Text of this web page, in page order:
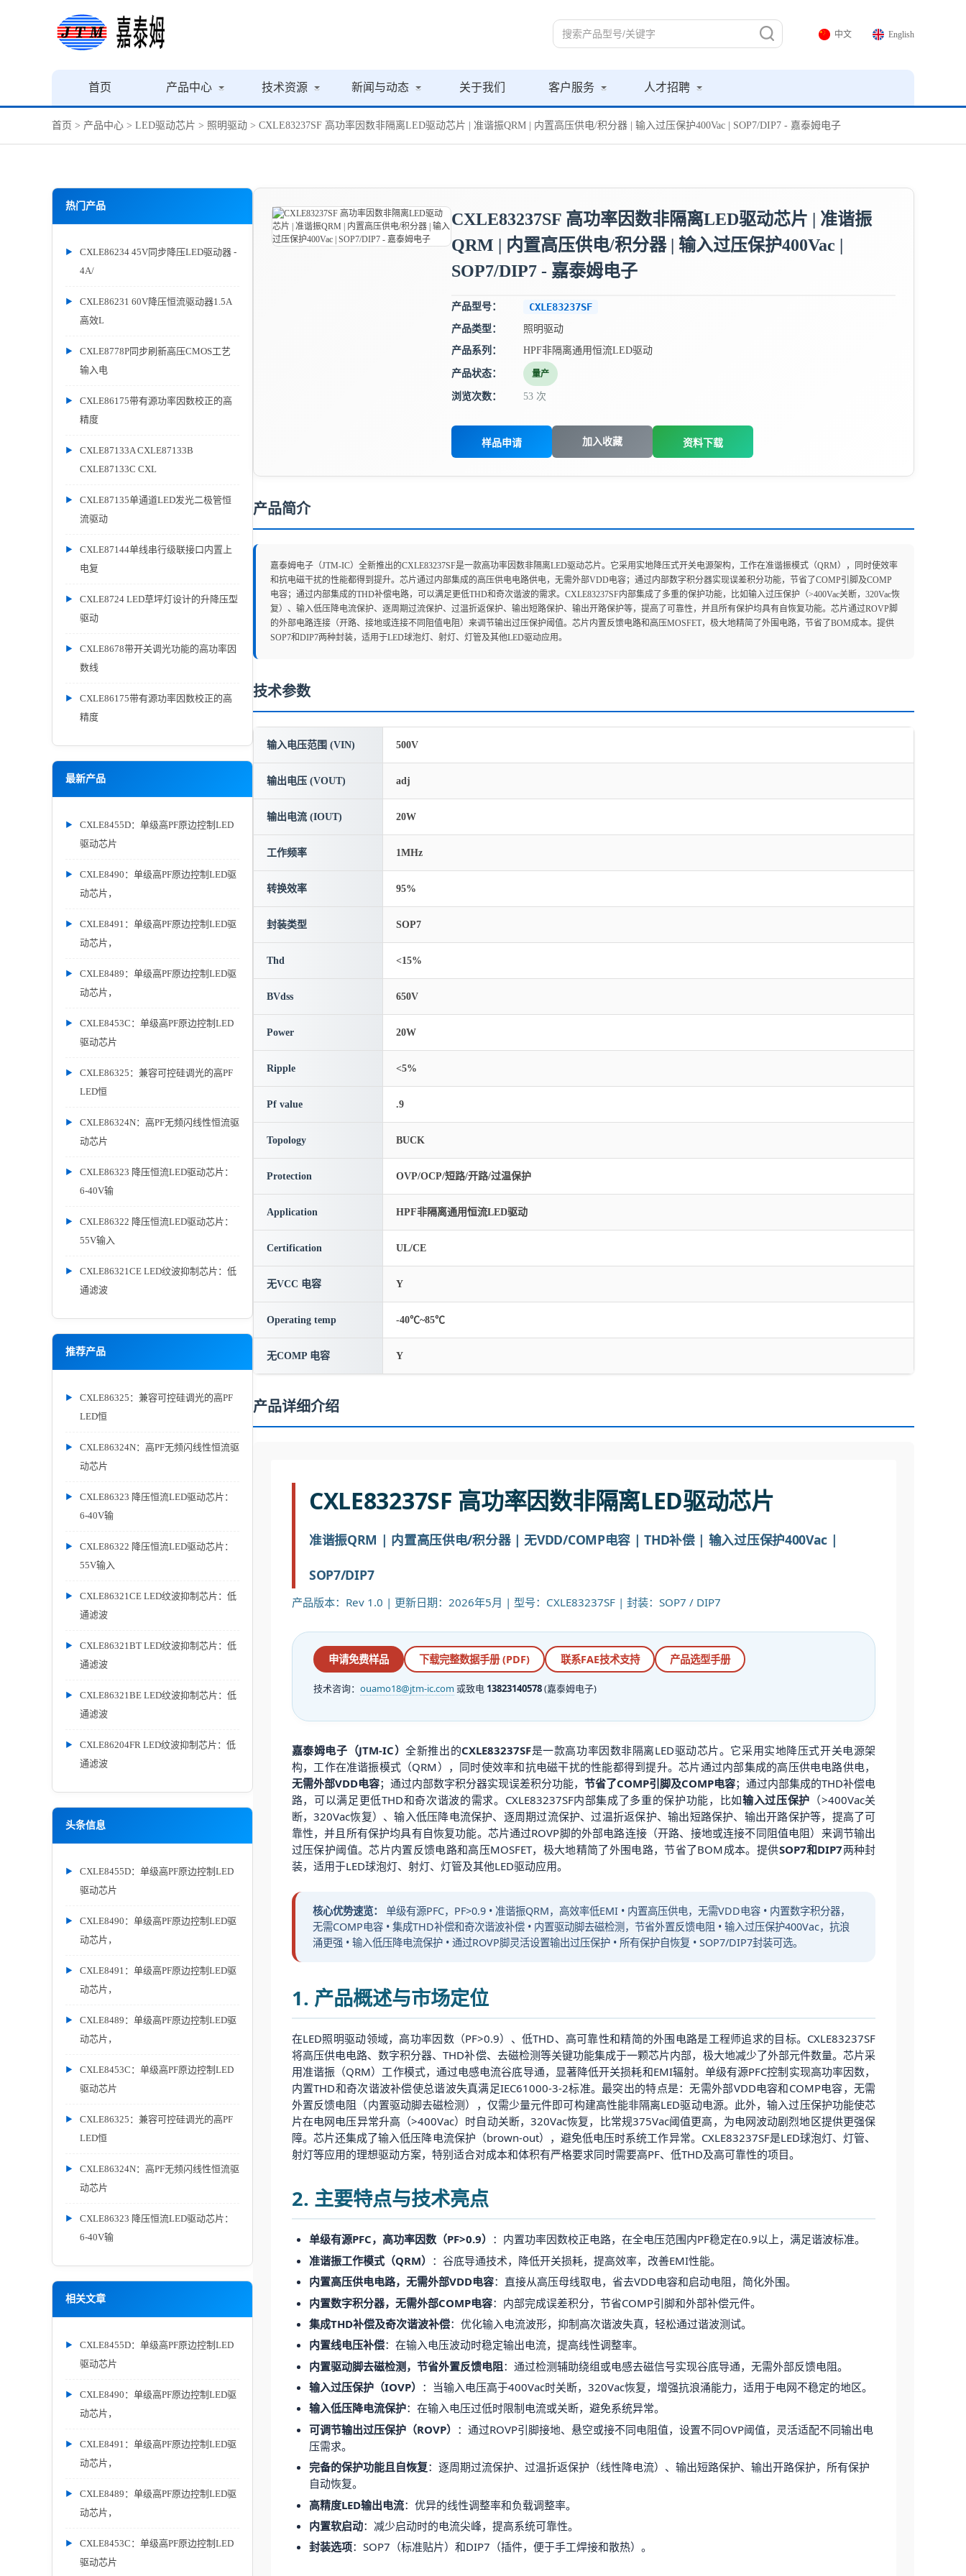
中文 English
首页 产品中心 技术资源 新闻与动态 关于我们 客户服务 人才招聘
首页 > 产品中心 > LED驱动芯片 > 照明驱动 > CXLE83237SF 高功率因数非隔离LED驱动芯片 | 准谐振QRM | 内置高压供电/积分器 | 输入过压保护400Vac | SOP7/DIP7 - 嘉泰姆电子
热门产品
CXLE86234 45V同步降压LED驱动器 -
4A/
CXLE86231 60V降压恒流驱动器1.5A
高效L
CXLE8778P同步刷新高压CMOS工艺
输入电
CXLE86175带有源功率因数校正的高
精度
CXLE87133A CXLE87133B
CXLE87133C CXL
CXLE87135单通道LED发光二极管恒
流驱动
CXLE87144单线串行级联接口内置上
电复
CXLE8724 LED草坪灯设计的升降压型
驱动
CXLE8678带开关调光功能的高功率因
数线
CXLE86175带有源功率因数校正的高
精度
最新产品
CXLE8455D：单级高PF原边控制LED
驱动芯片
CXLE8490：单级高PF原边控制LED驱
动芯片，
CXLE8491：单级高PF原边控制LED驱
动芯片，
CXLE8489：单级高PF原边控制LED驱
动芯片，
CXLE8453C：单级高PF原边控制LED
驱动芯片
CXLE86325：兼容可控硅调光的高PF
LED恒
CXLE86324N：高PF无频闪线性恒流驱
动芯片
CXLE86323 降压恒流LED驱动芯片：
6-40V输
CXLE86322 降压恒流LED驱动芯片：
55V输入
CXLE86321CE LED纹波抑制芯片：低
通滤波
推荐产品
CXLE86325：兼容可控硅调光的高PF
LED恒
CXLE86324N：高PF无频闪线性恒流驱
动芯片
CXLE86323 降压恒流LED驱动芯片：
6-40V输
CXLE86322 降压恒流LED驱动芯片：
55V输入
CXLE86321CE LED纹波抑制芯片：低
通滤波
CXLE86321BT LED纹波抑制芯片：低
通滤波
CXLE86321BE LED纹波抑制芯片：低
通滤波
CXLE86204FR LED纹波抑制芯片：低
通滤波
头条信息
CXLE8455D：单级高PF原边控制LED
驱动芯片
CXLE8490：单级高PF原边控制LED驱
动芯片，
CXLE8491：单级高PF原边控制LED驱
动芯片，
CXLE8489：单级高PF原边控制LED驱
动芯片，
CXLE8453C：单级高PF原边控制LED
驱动芯片
CXLE86325：兼容可控硅调光的高PF
LED恒
CXLE86324N：高PF无频闪线性恒流驱
动芯片
CXLE86323 降压恒流LED驱动芯片：
6-40V输
相关文章
CXLE8455D：单级高PF原边控制LED
驱动芯片
CXLE8490：单级高PF原边控制LED驱
动芯片，
CXLE8491：单级高PF原边控制LED驱
动芯片，
CXLE8489：单级高PF原边控制LED驱
动芯片，
CXLE8453C：单级高PF原边控制LED
驱动芯片
CXLE83237SF 高功率因数非隔离LED驱动芯片 | 准谐振
QRM | 内置高压供电/积分器 | 输入过压保护400Vac |
SOP7/DIP7 - 嘉泰姆电子
产品型号： CXLE83237SF
产品类型：
照明驱动
产品系列：
HPF非隔离通用恒流LED驱动
产品状态： 量产
浏览次数： 53 次
样品申请 加入收藏 资料下载
产品简介
嘉泰姆电子（JTM-IC）全新推出的CXLE83237SF是一款高功率因数非隔离LED驱动芯片。它采用实地降压式开关电源架构，工作在准谐振模式（QRM），同时使效率
和抗电磁干扰的性能都得到提升。芯片通过内部集成的高压供电电路供电，无需外部VDD电容；通过内部数字积分器实现误差积分功能，节省了COMP引脚及COMP
电容；通过内部集成的THD补偿电路，可以满足更低THD和奇次谐波的需求。CXLE83237SF内部集成了多重的保护功能，比如输入过压保护（>400Vac关断，320Vac恢
复）、输入低压降电流保护、逐周期过流保护、过温折返保护、输出短路保护、输出开路保护等，提高了可靠性，并且所有保护均具有自恢复功能。芯片通过ROVP脚
的外部电路连接（开路、接地或连接不同阻值电阻）来调节输出过压保护阈值。芯片内置反馈电路和高压MOSFET，极大地精简了外围电路，节省了BOM成本。提供
SOP7和DIP7两种封装，适用于LED球泡灯、射灯、灯管及其他LED驱动应用。
技术参数
输入电压范围 (VIN) 500V
输出电压 (VOUT) adj
输出电流 (IOUT) 20W
工作频率 1MHz
转换效率 95%
封装类型 SOP7
Thd <15%
BVdss 650V
Power 20W
Ripple <5%
Pf value .9
Topology BUCK
Protection OVP/OCP/短路/开路/过温保护
Application HPF非隔离通用恒流LED驱动
Certification UL/CE
无VCC 电容 Y
Operating temp -40℃~85℃
无COMP 电容 Y
产品详细介绍
CXLE83237SF 高功率因数非隔离LED驱动芯片
准谐振QRM | 内置高压供电/积分器 | 无VDD/COMP电容 | THD补偿 | 输入过压保护400Vac |
SOP7/DIP7
产品版本：Rev 1.0 | 更新日期：2026年5月 | 型号：CXLE83237SF | 封装：SOP7 / DIP7
申请免费样品 下载完整数据手册 (PDF) 联系FAE技术支持 产品选型手册
技术咨询： ouamo18@jtm-ic.com或致电 13823140578(嘉泰姆电子)
嘉泰姆电子（JTM-IC）全新推出的CXLE83237SF是一款高功率因数非隔离LED驱动芯片。它采用实地降压式开关电源架
构，工作在准谐振模式（QRM），同时使效率和抗电磁干扰的性能都得到提升。芯片通过内部集成的高压供电电路供电，
无需外部VDD电容；通过内部数字积分器实现误差积分功能，节省了COMP引脚及COMP电容；通过内部集成的THD补偿电
路，可以满足更低THD和奇次谐波的需求。CXLE83237SF内部集成了多重的保护功能，比如输入过压保护 （>400Vac关
断，320Vac恢复）、输入低压降电流保护、逐周期过流保护、过温折返保护、输出短路保护、输出开路保护等，提高了可
靠性，并且所有保护均具有自恢复功能。芯片通过ROVP脚的外部电路连接（开路、接地或连接不同阻值电阻）来调节输出
过压保护阈值。芯片内置反馈电路和高压MOSFET，极大地精简了外围电路，节省了BOM成本。提供SOP7和DIP7两种封
装，适用于LED球泡灯、射灯、灯管及其他LED驱动应用。
核心优势速览：
单级有源PFC，PF>0.9 • 准谐振QRM，高效率低EMI • 内置高压供电，无需VDD电容 • 内置数字积分器，
无需COMP电容 • 集成THD补偿和奇次谐波补偿 • 内置驱动脚去磁检测，节省外置反馈电阻 • 输入过压保护400Vac，抗浪
涌更强 • 输入低压降电流保护 • 通过ROVP脚灵活设置输出过压保护 • 所有保护自恢复 • SOP7/DIP7封装可选。
1. 产品概述与市场定位
在LED照明驱动领域，高功率因数（PF>0.9）、低THD、高可靠性和精简的外围电路是工程师追求的目标。CXLE83237SF
将高压供电电路、数字积分器、THD补偿、去磁检测等关键功能集成于一颗芯片内部，极大地减少了外部元件数量。芯片采
用准谐振（QRM）工作模式，通过电感电流谷底导通，显著降低开关损耗和EMI辐射。单级有源PFC控制实现高功率因数，
内置THD和奇次谐波补偿使总谐波失真满足IEC61000-3-2标准。最突出的特点是：无需外部VDD电容和COMP电容，无需
外置反馈电阻（内置驱动脚去磁检测），仅需少量元件即可构建高性能非隔离LED驱动电源。此外，输入过压保护功能使芯
片在电网电压异常升高（>400Vac）时自动关断，320Vac恢复，比常规375Vac阈值更高，为电网波动剧烈地区提供更强保
障。芯片还集成了输入低压降电流保护（brown-out），避免低电压时系统工作异常。CXLE83237SF是LED球泡灯、灯管、
射灯等应用的理想驱动方案，特别适合对成本和体积有严格要求同时需要高PF、低THD及高可靠性的项目。
2. 主要特点与技术亮点
单级有源PFC，高功率因数（PF>0.9） ：内置功率因数校正电路，在全电压范围内PF稳定在0.9以上，满足谐波标准。
准谐振工作模式（QRM） ：谷底导通技术，降低开关损耗，提高效率，改善EMI性能。
内置高压供电电路，无需外部VDD电容：直接从高压母线取电，省去VDD电容和启动电阻，简化外围。
内置数字积分器，无需外部COMP电容：内部完成误差积分，节省COMP引脚和外部补偿元件。
集成THD补偿及奇次谐波补偿：优化输入电流波形，抑制高次谐波失真，轻松通过谐波测试。
内置线电压补偿：在输入电压波动时稳定输出电流，提高线性调整率。
内置驱动脚去磁检测，节省外置反馈电阻：通过检测辅助绕组或电感去磁信号实现谷底导通，无需外部反馈电阻。
输入过压保护（IOVP） ：当输入电压高于400Vac时关断，320Vac恢复，增强抗浪涌能力，适用于电网不稳定的地区。
输入低压降电流保护：在输入电压过低时限制电流或关断，避免系统异常。
可调节输出过压保护（ROVP） ：通过ROVP引脚接地、悬空或接不同电阻值，设置不同OVP阈值，灵活适配不同输出电
压需求。
完备的保护功能且自恢复：逐周期过流保护、过温折返保护（线性降电流）、输出短路保护、输出开路保护，所有保护
自动恢复。
高精度LED输出电流：优异的线性调整率和负载调整率。
内置软启动：减少启动时的电流尖峰，提高系统可靠性。
封装选项：SOP7（标准贴片）和DIP7（插件，便于手工焊接和散热）。